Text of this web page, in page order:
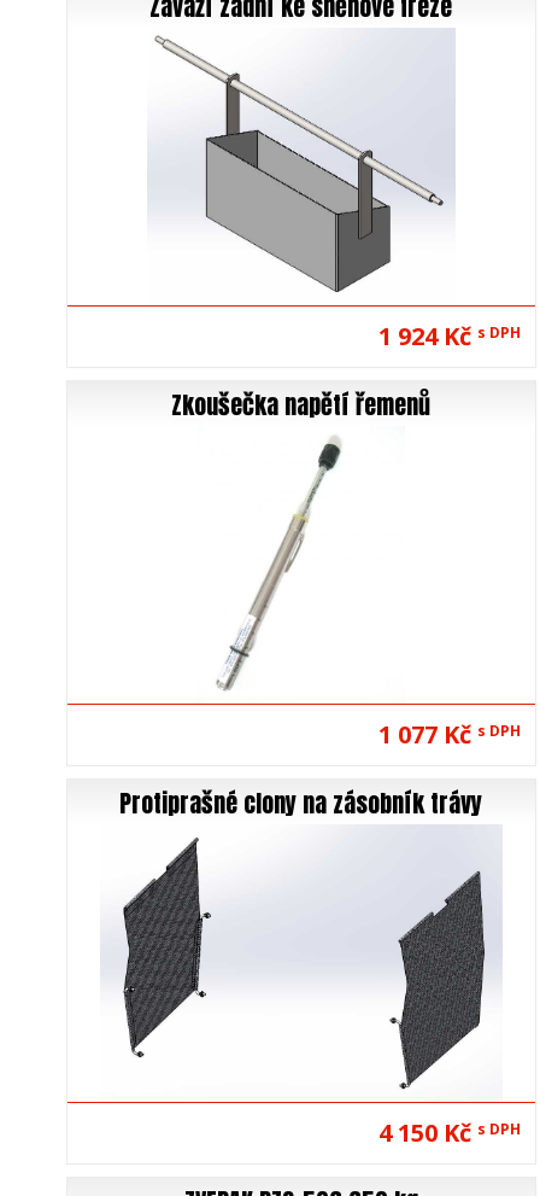
1 924 Kč s DPH
Zkoušečka napětí řemenů
1 077 Kč s DPH
Protiprašné clony na zásobník trávy
4 150 Kč s DPH